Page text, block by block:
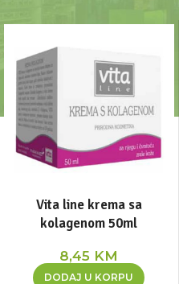
Vita line krema sa
kolagenom 50ml
8,45 KM
DODAJ U KORPU